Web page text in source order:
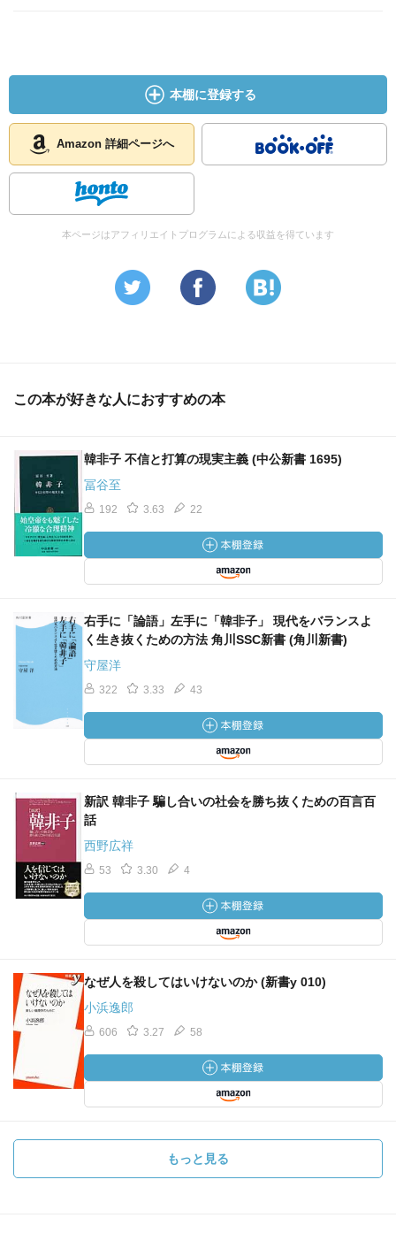
本棚に登録する
Amazon 詳細ページへ
本ページはアフィリエイトプログラムによる収益を得ています
この本が好きな人におすすめの本
韓非子 不信と打算の現実主義 (中公新書 1695)
冨谷至
192 3.63 22
右手に「論語」左手に「韓非子」 現代をバランスよ
く生き抜くための方法 角川SSC新書 (角川新書)
守屋洋
322 3.33 43
新訳 韓非子 騙し合いの社会を勝ち抜くための百言百
話
西野広祥
53 3.30 4
なぜ人を殺してはいけないのか (新書y 010)
小浜逸郎
606 3.27 58
もっと見る